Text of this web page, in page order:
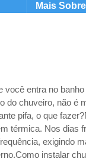
Mais
você entra no
do chuveiro, não é
pifa, o que
térmica. Nos dias
exigindo
instalar